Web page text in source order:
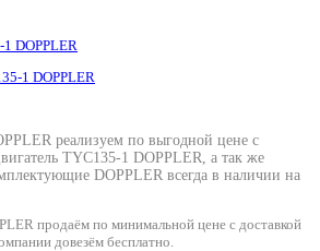
1 DOPPLER
реализуем по выгодной цене с
TYC135-1 DOPPLER, а так же
DOPPLER всегда в наличии на
продаём по минимальной цене с доставкой
довезём бесплатно.